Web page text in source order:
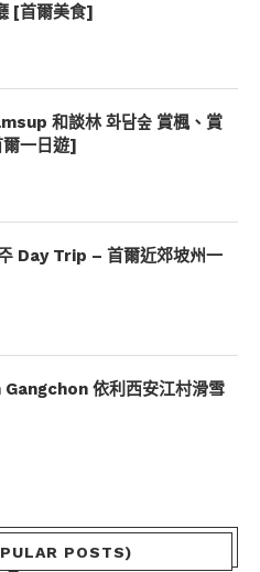
[首爾美食]
和談林 화담숲 賞楓、賞
一日遊]
Day Trip – 首爾近郊坡州一
依利西安江村滑雪
POSTS)